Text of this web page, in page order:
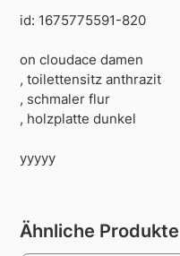
id: 1675775591-820
on cloudace damen
, toilettensitz anthrazit
, schmaler flur
, holzplatte dunkel
yyyyy
Ähnliche Produkte